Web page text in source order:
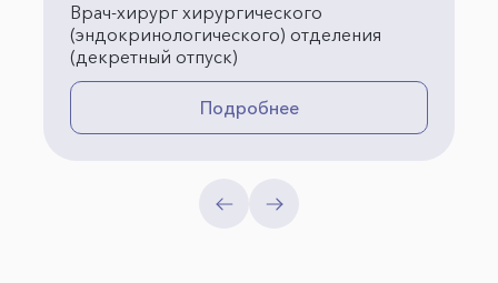
Врач-хирург хирургического
(эндокринологического) отделения
(декретный отпуск)
Подробнее